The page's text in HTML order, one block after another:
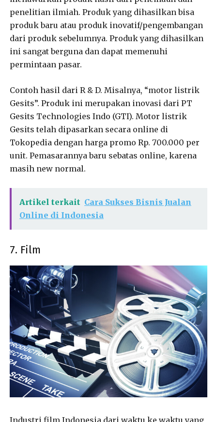
penelitian ilmiah. Produk yang dihasilkan bisa
produk baru atau produk inovatif/pengembangan
dari produk sebelumnya. Produk yang dihasilkan
ini sangat berguna dan dapat memenuhi
permintaan pasar.
Contoh hasil dari R & D. Misalnya, “motor listrik
Gesits”. Produk ini merupakan inovasi dari PT
Gesits Technologies Indo (GTI). Motor listrik
Gesits telah dipasarkan secara online di
Tokopedia dengan harga promo Rp. 700.000 per
unit. Pemasarannya baru sebatas online, karena
masih new normal.
Artikel terkait Cara Sukses Bisnis Jualan
Online di Indonesia
7. Film
Industri film Indonesia dari waktu ke waktu yang